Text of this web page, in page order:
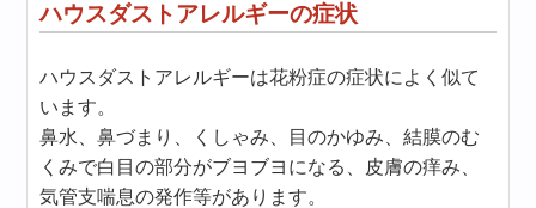
ハウスダストアレルギーの症状
ハウスダストアレルギーは花粉症の症状によく似て
います。
鼻水、鼻づまり、くしゃみ、目のかゆみ、結膜のむ
くみで白目の部分がブヨブヨになる、皮膚の痒み、
気管支喘息の発作等があります。